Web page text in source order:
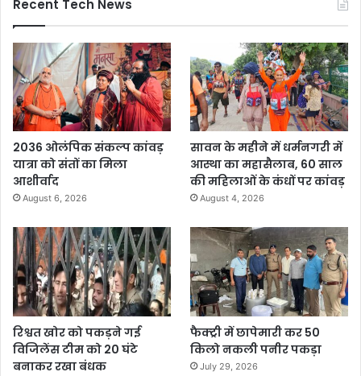
Recent Tech News
2036 ओलंपिक संकल्प कांवड़
यात्रा को संतों का मिला
आशीर्वाद
August 6, 2026
सावन के महीने में धर्मनगरी में
आस्था का महासैलाब, 60 साल
की महिलाओं के कंधों पर कांवड़
August 4, 2026
रिश्वत खोर को पकड़ने गई
विजिलेंस टीम को 20 घंटे
बनाकर रखा बंधक
फैक्ट्री में छापेमारी कर 50
किलो नकली पनीर पकड़ा
July 29, 2026